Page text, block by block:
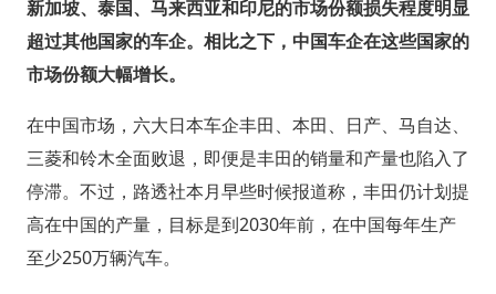
新加坡、泰国、马来西亚和印尼的市场份额损失程度明显
超过其他国家的车企。相比之下，中国车企在这些国家的
市场份额大幅增长。
在中国市场，六大日本车企丰田、本田、日产、马自达、
三菱和铃木全面败退，即便是丰田的销量和产量也陷入了
停滞。不过，路透社本月早些时候报道称，丰田仍计划提
高在中国的产量，目标是到2030年前，在中国每年生产
至少250万辆汽车。